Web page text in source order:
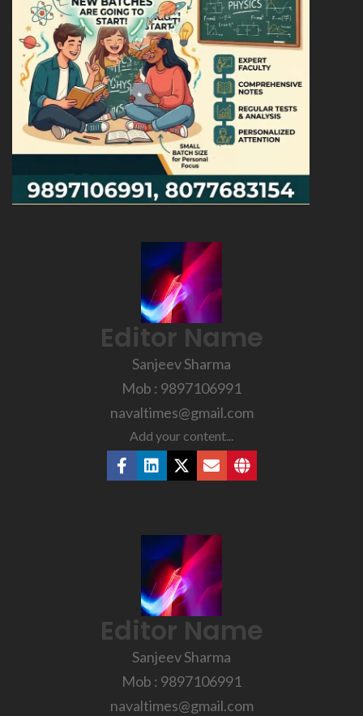
Editor Name
Sanjeev Sharma
Mob : 9897106991
navaltimes@gmail.com
Add your content...
Editor Name
Sanjeev Sharma
Mob : 9897106991
navaltimes@gmail.com